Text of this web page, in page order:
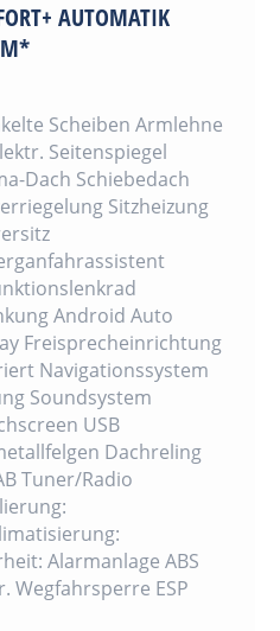
AUTOMATIK
Scheiben Armlehne
Seitenspiegel
Dach Schiebedach
Sitzheizung
Android Auto
Freisprecheinrichtung
Navigationssystem
Soundsystem
USB
Dachreling
Tuner/Radio
Alarmanlage ABS
Wegfahrsperre ESP